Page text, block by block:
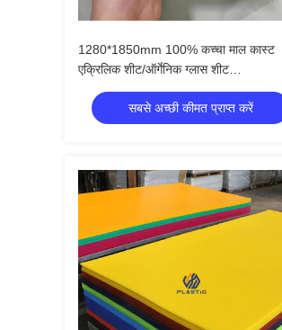
1280*1850mm 100% कच्चा माल कास्ट
एक्रिलिक शीट/ऑर्गेनिक ग्लास शीट
1250*2450mm
सबसे अच्छी कीमत प्राप्त करें